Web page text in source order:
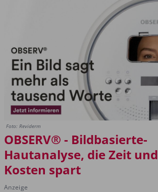
Foto: Reviderm
OBSERV® - Bildbasierte-
Hautanalyse, die Zeit und
Kosten spart
Anzeige